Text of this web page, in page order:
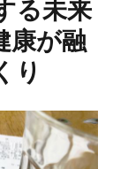
る未来
康が融
り